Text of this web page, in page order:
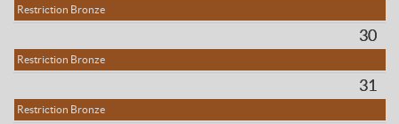
Restriction Bronze
Restriction Bronze
Restriction Bronze
30
31